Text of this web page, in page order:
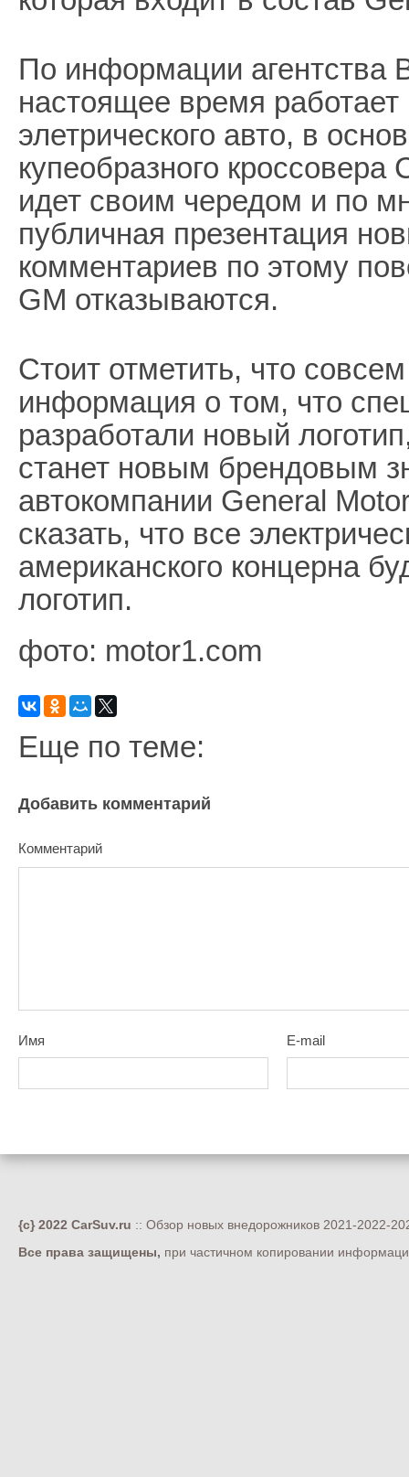
По информации агентства
настоящее время работает
элетрического авто, в
купеобразного
идет своим чередом и по
публичная презентация
комментариев по этому
GM отказываются.
Стоит отметить, что
информация о том, что
разработали новый
станет новым брендовым
автокомпании General
сказать, что все
американского концерна
логотип.
фото: motor1.com
Еще по теме:
Добавить комментарий
Комментарий
Имя E-mail
{c} 2022 CarSuv.ru :: Обзор новых внедорожников 2021-2022-
Все права защищены, при частичном копировании